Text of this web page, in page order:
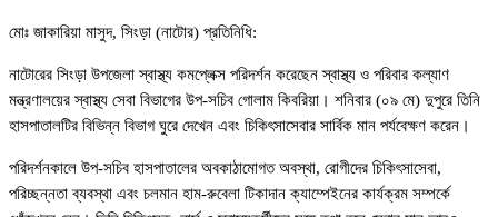
মোঃ জাকারিয়া মাসুদ, সিংড়া (নাটোর) প্রতিনিধি:
নাটোরের সিংড়া উপজেলা স্বাস্থ্য কমপ্লেক্স পরিদর্শন করেছেন স্বাস্থ্য ও পরিবার কল্যাণ
মন্ত্রণালয়ের স্বাস্থ্য সেবা বিভাগের উপ-সচিব গোলাম কিবরিয়া। শনিবার (০৯ মে) দুপুরে তিনি
হাসপাতালটির বিভিন্ন বিভাগ ঘুরে দেখেন এবং চিকিৎসাসেবার সার্বিক মান পর্যবেক্ষণ করেন।
পরিদর্শনকালে উপ-সচিব হাসপাতালের অবকাঠামোগত অবস্থা, রোগীদের চিকিৎসাসেবা,
পরিচ্ছন্নতা ব্যবস্থা এবং চলমান হাম-রুবেলা টিকাদান ক্যাম্পেইনের কার্যক্রম সম্পর্কে